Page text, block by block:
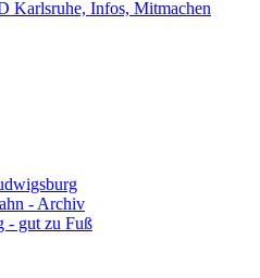
Karlsruhe, Infos, Mitmachen
- Archiv
- gut zu Fuß